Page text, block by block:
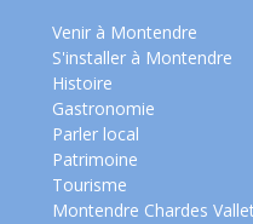
Venir à Montendre
S'installer à Montendre
Histoire
Gastronomie
Parler local
Patrimoine
Tourisme
Montendre Chardes